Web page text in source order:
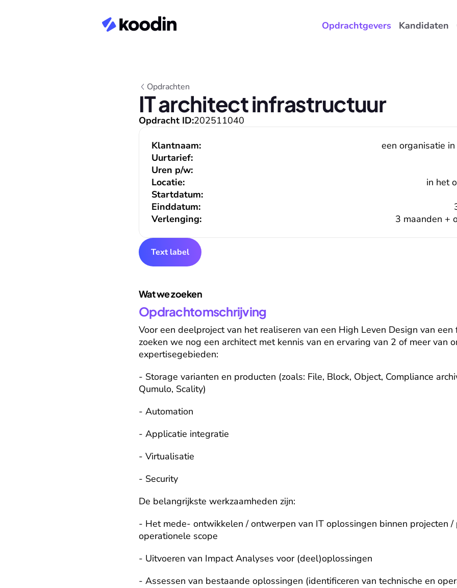
Opdrachtgevers Kandidaten
Opdrachten
IT architect infrastructuur
Opdracht ID:202511040
Startdatum:
Einddatum:
Verlenging:
3 maanden +
Klantnaam:
een organisatie
Uurtarief:
Uren p/w:
Locatie:
in het
Text label
Wat we zoeken
Opdrachtomschrijving
Voor een deelproject van het realiseren van een High Leven Design van een
zoeken we nog een architect met kennis van en ervaring van 2 of meer van
expertisegebieden:
- Storage varianten en producten (zoals: File, Block, Object, Compliance
Qumulo, Scality)
- Automation
- Applicatie integratie
- Virtualisatie
- Security
De belangrijkste werkzaamheden zijn:
- Het mede- ontwikkelen / ontwerpen van IT oplossingen binnen projecten /
operationele scope
- Uitvoeren van Impact Analyses voor (deel)oplossingen
- Assessen van bestaande oplossingen (identificeren van technische en